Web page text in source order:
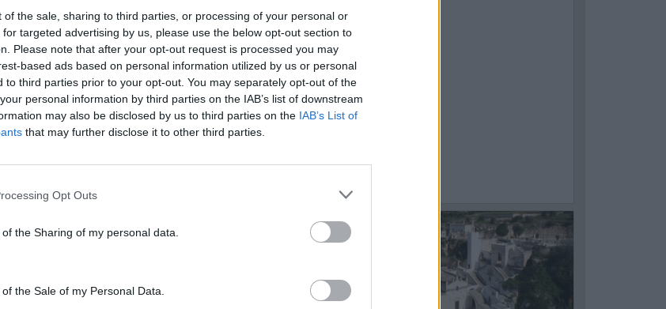
of the sale, sharing to third parties, or processing of your personal or
targeted advertising by us, please use the below opt-out section to
Please note that after your opt-out request is processed you may
based ads based on personal information utilized by us or personal
to third parties prior to your opt-out. You may separately opt-out of the
personal information by third parties on the IAB’s list of downstream
may also be disclosed by us to third parties on the IAB’s List of
that may further disclose it to other third parties.
Opt Outs
of the Sharing of my personal data.
of the Sale of my Personal Data.
scuote la sanità ionica.
segretario della Commissione Sanità, ha
regionale alla Sanità per fare piena
ambulanze a Taranto. Al centro della
Medica del Presidio Ospedaliero Centrale
2026 tutti i turni notturni degli autisti nel
le denunce raccolte, starebbe
a soluzioni alloggiative precarie. I
della dignità dei lavoratori, della
di emergenza-urgenza.
costringerebbe gli autisti provenienti
di prendere servizio al SS. Annunziata
per accedere a spogliatoi e armadietti,